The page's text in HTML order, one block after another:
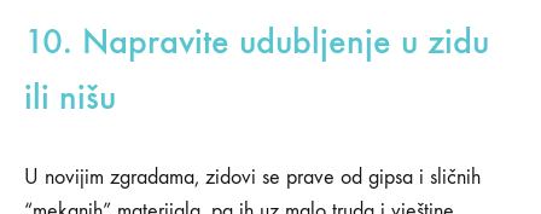
10. Napravite udubljenje u zidu
ili nišu
U novijim zgradama, zidovi se prave od gipsa i sličnih